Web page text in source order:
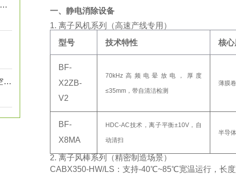
池田屋精品！能源支持PFH-2限流熔断器式高压断路器技术参数
池田屋精品！F007-46-X Teflon®真空吸笔技术参数与应用解析
一、静电消除设备
1. 离子风机系列（高速产线专用）
型号
技术特性 核
BF-
X2ZB-
V2
70kHz高频电晕放电，厚度
≤35mm，带自清洁检测
薄膜
BF-
X8MA
HDC-AC技术，离子平衡±10V，自
动清扫
半导
2. 离子风棒系列（精密制造场景）
CABX350-HW/LS ：支持-40℃~85℃宽温运行，长